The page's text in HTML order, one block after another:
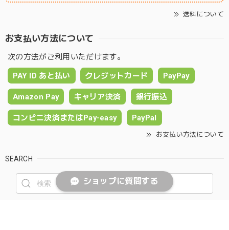
送料について
お支払い方法について
次の方法がご利用いただけます。
PAY ID あと払い クレジットカード PayPay
Amazon Pay キャリア決済 銀行振込
コンビニ決済またはPay-easy PayPal
お支払い方法について
SEARCH
ショップに質問する